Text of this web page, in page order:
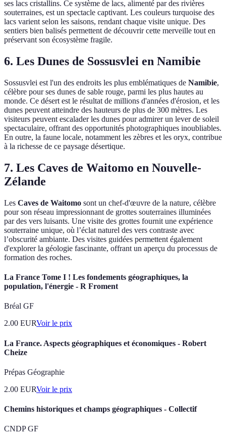
ses lacs cristallins. Ce système de lacs, alimenté par des rivières
souterraines, est un spectacle captivant. Les couleurs turquoise des
lacs varient selon les saisons, rendant chaque visite unique. Des
sentiers bien balisés permettent de découvrir cette merveille tout en
préservant son écosystème fragile.
6. Les Dunes de Sossusvlei en Namibie
Sossusvlei est l'un des endroits les plus emblématiques de Namibie,
célèbre pour ses dunes de sable rouge, parmi les plus hautes au
monde. Ce désert est le résultat de millions d'années d'érosion, et les
dunes peuvent atteindre des hauteurs de plus de 300 mètres. Les
visiteurs peuvent escalader les dunes pour admirer un lever de soleil
spectaculaire, offrant des opportunités photographiques inoubliables.
En outre, la faune locale, notamment les zèbres et les oryx, contribue
à la richesse de ce paysage désertique.
7. Les Caves de Waitomo en Nouvelle-
Zélande
Les Caves de Waitomo sont un chef-d'œuvre de la nature, célèbre
pour son réseau impressionnant de grottes souterraines illuminées
par des vers luisants. Une visite des grottes fournit une expérience
souterraine unique, où l’éclat naturel des vers contraste avec
l’obscurité ambiante. Des visites guidées permettent également
d'explorer la géologie fascinante, offrant un aperçu du processus de
formation des roches.
La France Tome I ! Les fondements géographiques, la
population, l'énergie - R Froment
Bréal GF
2.00 EURVoir le prix
La France. Aspects géographiques et économiques - Robert
Cheize
Prépas Géographie
2.00 EURVoir le prix
Chemins historiques et champs géographiques - Collectif
CNDP GF